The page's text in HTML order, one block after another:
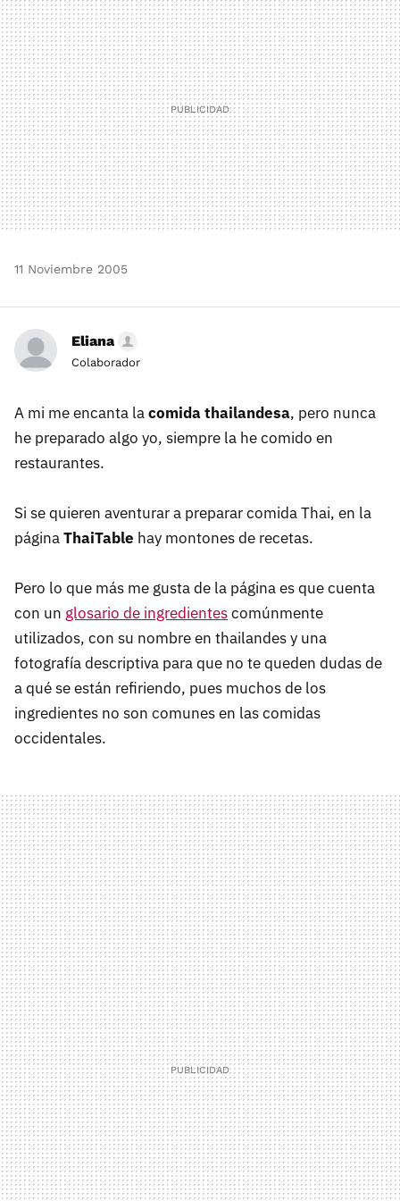
MAIL
11 Noviembre 2005
Eliana
Colaborador
A mi me encanta lacomida thailandesa, pero nunca
he preparado algo yo, siempre la he comido en
restaurantes.
Si se quieren aventurar a preparar comida Thai, en la
páginaThaiTable hay montones de recetas.
Pero lo que más me gusta de la página es que cuenta
con un glosario de ingredientescomúnmente
utilizados, con su nombre en thailandes y una
fotografía descriptiva para que no te queden dudas de
a qué se están refiriendo, pues muchos de los
ingredientes no son comunes en las comidas
occidentales.